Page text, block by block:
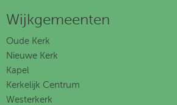
Zegen met gezongen ‘amen’
Wijkgemeenten
Oude Kerk
Nieuwe Kerk
Kapel
Kerkelijk Centrum
Westerkerk